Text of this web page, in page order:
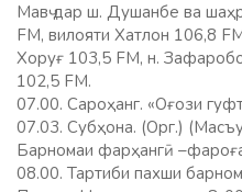
Мавҷ дар ш. Душанбе ва
FM, вилояти Хатлон 106,8
Хоруғ 103,5 FM, н.
102,5 FM.
07.00. Сароҳанг. «Оғози
07.03. Субҳона. (Орг.)
Барномаи фарҳангӣ
08.00. Тартиби пахши